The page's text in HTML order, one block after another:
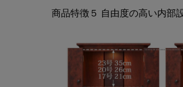
商品特徴５ 自由度の高い内部